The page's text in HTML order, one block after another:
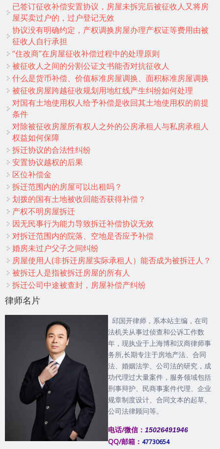
已签订征收补偿安置协议，房屋未拆完后被征收人又将房
屋买卖过户的，过户登记无效
协议没有明确约定，产权调换房屋办理产权证等费用由被
征收人自行承担
“住改商”在房屋征收补偿过程中的处理原则
被征收人之间的分割公证文书能否对抗征收人
什么是货币补偿、价值标准房屋调换、面积标准房屋调换
被征收房屋跨越征收规划用地红线产生纠纷如何处理
对国有土地使用权人给予补偿是收回其土地使用权的前提
条件
对除被征收房屋所有权人之外的公房承租人与私房承租人
权益如何保障
拆迁协议的合法性纠纷
安置协议越权的后果
区位补偿金
拆迁范围内的房屋可以出租吗？
划拨的国有土地被收回能否获得补偿？
产权不明房屋拆迁
因无民事行为能力导致拆迁补偿协议无效
对拆迁范围内的院落、空地是否应予补偿
婚房未过户父子之间纠纷
房屋使用人(非拆迁房屋实际承租人）能否成为被拆迁人？
被拆迁人是指被拆迁房屋的所有人
拆迁公司中途被查封，房屋补偿产纠纷
律师名片
邱国开律师，系本站主编，在司
法机关从事过侦查和公诉工作数
年，现执业于上海博和汉商律师事
务所,长期专注于房地产法、合同
法、婚姻法学、公司法的研究，成
功代理过大量案件，服务领域包括
刑事辩护、民商事案件代理、企业
规章制度设计、合同文本的起草、
公司法律顾问等。
电话/微信： 15026491946
QQ/邮箱： 47730654